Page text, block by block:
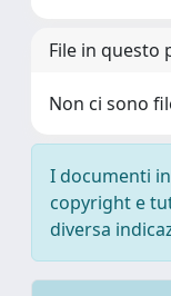
File in questo
Non ci sono
I documenti
copyright e
diversa